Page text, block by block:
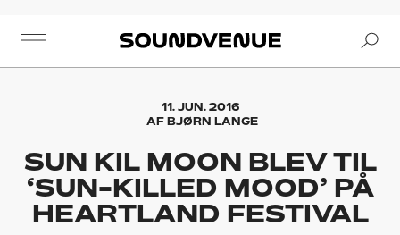
Soundvenue
11. JUN. 2016
AF BJØRN LANGE
SUN KIL MOON BLEV TIL
‘SUN-KILLED MOOD’ PÅ
HEARTLAND FESTIVAL